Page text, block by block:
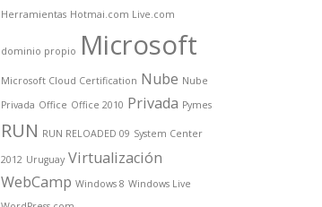
Herramientas Hotmai.com Live.com
dominio propio Microsoft
Microsoft Cloud Certification Nube Nube
Privada Office Office 2010 Privada Pymes
RUN RUN RELOADED 09 System Center
2012 Uruguay Virtualización
WebCamp Windows 8 Windows Live